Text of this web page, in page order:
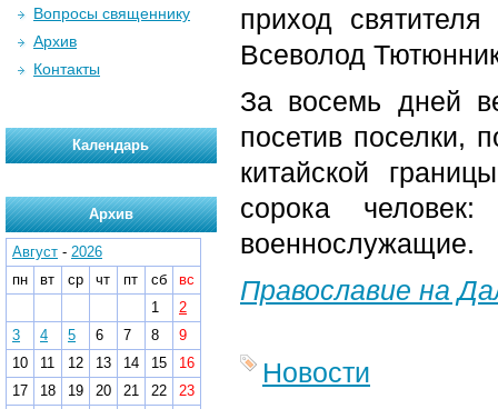
приход
Всеволод
За восемь дней
посетив поселки,
китайской
сорока
военнослужащие.
Православие на
Новости
Вопросы священнику
Архив
Контакты
Календарь
Архив
Август - 2026
пн
вт ср чт пт сб
вс
1
2
3
4 5 6 7 8
9
10
11 12 13 14 15
16
17
18 19 20 21 22
23